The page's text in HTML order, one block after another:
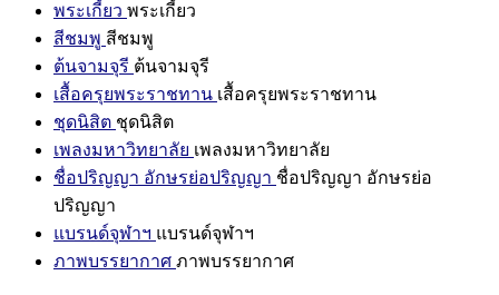
พระเกี้ยว พระเกี้ยว
สีชมพู สีชมพู
ต้นจามจุรี ต้นจามจุรี
เสื้อครุยพระราชทาน เสื้อครุยพระราชทาน
ชุดนิสิต ชุดนิสิต
เพลงมหาวิทยาลัย เพลงมหาวิทยาลัย
ชื่อปริญญา อักษรย่อปริญญา ชื่อปริญญา อักษรย่อ
ปริญญา
แบรนด์จุฬาฯ แบรนด์จุฬาฯ
ภาพบรรยากาศ ภาพบรรยากาศ